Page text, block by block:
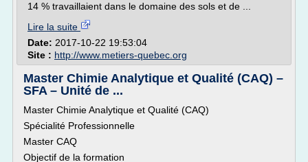
14 % travaillaient dans le domaine des sols et de ...
Lire la suite
Date: 2017-10-22 19:53:04
Site : http://www.metiers-quebec.org
Master Chimie Analytique et Qualité (CAQ) –
SFA – Unité de ...
Master Chimie Analytique et Qualité (CAQ)
Spécialité Professionnelle
Master CAQ
Objectif de la formation